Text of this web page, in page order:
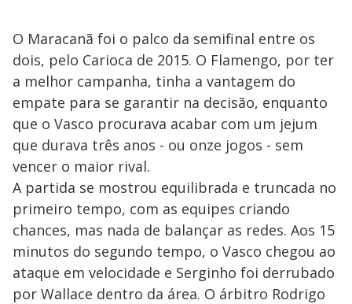
O Maracanã foi o palco da semifinal entre os
dois, pelo Carioca de 2015. O Flamengo, por ter
a melhor campanha, tinha a vantagem do
empate para se garantir na decisão, enquanto
que o Vasco procurava acabar com um jejum
que durava três anos - ou onze jogos - sem
vencer o maior rival.
A partida se mostrou equilibrada e truncada no
primeiro tempo, com as equipes criando
chances, mas nada de balançar as redes. Aos 15
minutos do segundo tempo, o Vasco chegou ao
ataque em velocidade e Serginho foi derrubado
por Wallace dentro da área. O árbitro Rodrigo